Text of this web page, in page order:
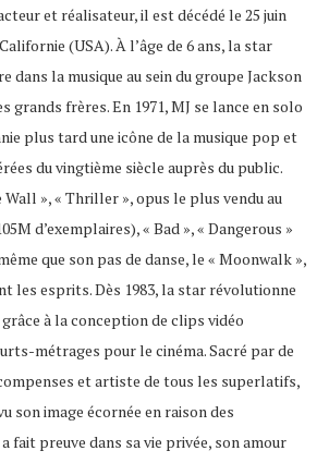
et réalisateur, il est décédé le 25 juin
(USA). À l’âge de 6 ans, la star
dans la musique au sein du groupe Jackson
grands frères. En 1971, MJ se lance en solo
plus tard une icône de la musique pop et
du vingtième siècle auprès du public.
Wall », « Thriller », opus le plus vendu au
d’exemplaires), « Bad », « Dangerous »
que son pas de danse, le « Moonwalk »,
les esprits. Dès 1983, la star révolutionne
à la conception de clips vidéo
métrages pour le cinéma. Sacré par de
et artiste de tous les superlatifs,
son image écornée en raison des
fait preuve dans sa vie privée, son amour